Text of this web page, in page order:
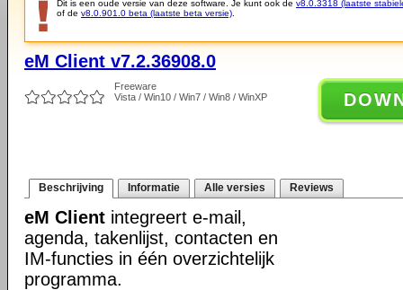
Dit is een oude versie van deze software. Je kunt ook de v8.0.3318 (laatste
of de v8.0.901.0 beta (laatste beta versie)
eM Client v7.2.36908.0
Freeware
Vista / Win10 / Win7 / Win8 / WinXP
Beschrijving Informatie Alle versies Reviews
eM Client integreert e-mail,
agenda, takenlijst, contacten en
IM-functies in één overzichtelijk
programma.